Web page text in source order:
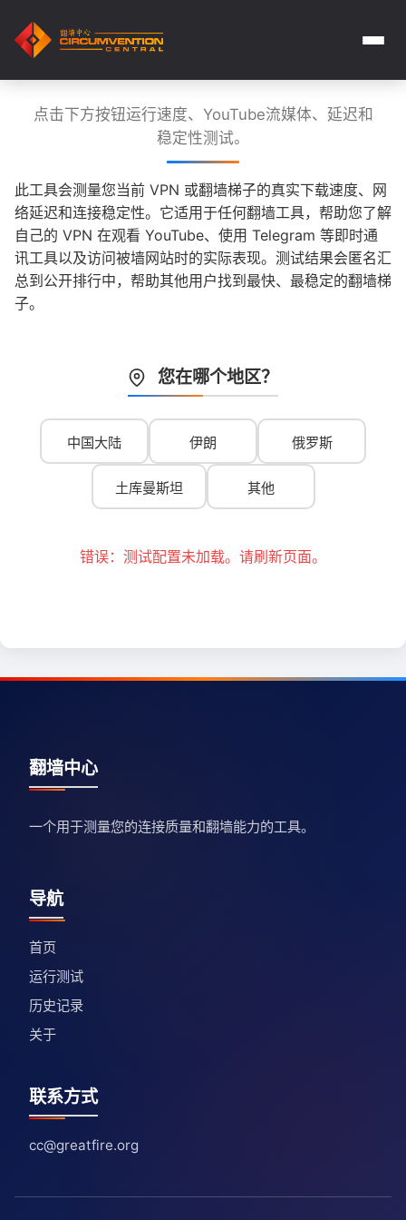
点击下方按钮运行速度、YouTube流媒体、延迟和
稳定性测试。
此工具会测量您当前 VPN 或翻墙梯子的真实下载速度、网
络延迟和连接稳定性。它适用于任何翻墙工具，帮助您了解
自己的 VPN 在观看 YouTube、使用 Telegram 等即时通
讯工具以及访问被墙网站时的实际表现。测试结果会匿名汇
总到公开排行中，帮助其他用户找到最快、最稳定的翻墙梯
子。
您在哪个地区？
中国大陆 伊朗 俄罗斯
土库曼斯坦 其他
错误：测试配置未加载。请刷新页面。
翻墙中心
一个用于测量您的连接质量和翻墙能力的工具。
导航
首页
运行测试
历史记录
关于
联系方式
cc@greatfire.org